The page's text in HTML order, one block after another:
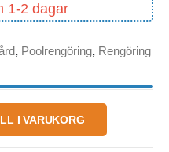
1-2 dagar
, Poolrengöring, Rengöring
I VARUKORG